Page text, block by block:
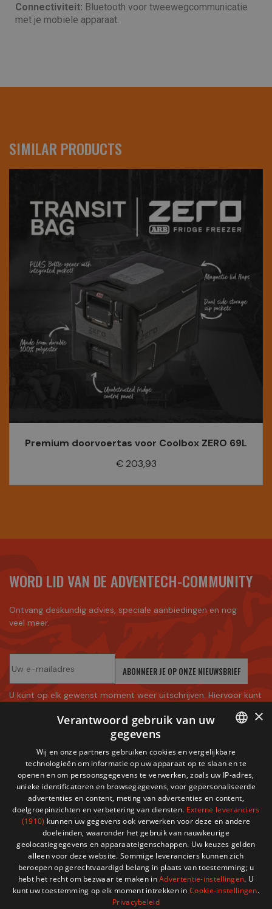
Connectiviteit: Bluetooth voor tweewegcommunicatie
met je mobiele apparaat.
SIMILAR PRODUCTS
Premium doorvoertas voor Coolbox ZERO 69L
Prijs
€ 203,93
WORD LID VAN DE ADVENTECH-COMMUNITY
Ontvang deskundig advies, speciale aanbiedingen en nog
veel meer.
ABONNEER JE OP ONZE NIEUWSBRIEF
U kunt op elk gewenst moment weer uitschrijven. Hiervoor kunt
voorwaarden.
vertrouwelijkheidsbeleid
Getest op
Duurzaamheid
Veilige Verzending
Toegewijde
Ondersteuning
FRENCH
×
Verantwoord gebruik van uw
gegevens
Wij en onze partners gebruiken cookies en vergelijkbare
technologieën om informatie op uw apparaat op te slaan en te
openen en om persoonsgegevens te verwerken, zoals uw IP-adres,
unieke identificatoren en browsegegevens, voor gepersonaliseerde
advertenties en content, meting van advertenties en content,
doelgroepinzichten en verbetering van diensten. Externe leveranciers
(1910) kunnen uw gegevens ook verwerken voor deze en andere
doeleinden, waaronder het gebruik van nauwkeurige
geolocatiegegevens en apparaateigenschappen. Uw keuzes gelden
alleen voor deze website. Sommige leveranciers kunnen zich
beroepen op gerechtvaardigd belang in plaats van toestemming; u
hebt het recht om bezwaar te maken inAdvertentie-instellingen. U
kunt uw toestemming op elk moment intrekken inCookie-instellingen.
Privacybeleid